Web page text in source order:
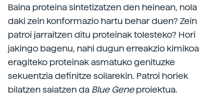
Baina proteina sintetizatzen den heinean, nola
daki zein konformazio hartu behar duen? Zein
patroi jarraitzen ditu proteinak tolesteko? Hori
jakingo bagenu, nahi dugun erreakzio kimikoa
eragiteko proteinak asmatuko genituzke
sekuentzia definitze soilarekin. Patroi horiek
bilatzen saiatzen da Blue Geneproiektua.